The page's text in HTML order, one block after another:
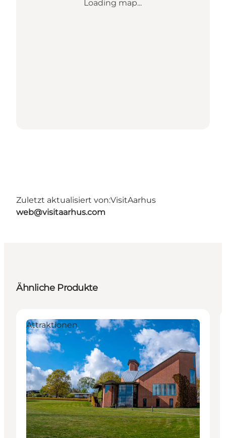
Loading map...
Zuletzt aktualisiert von:VisitAarhus
web@visitaarhus.com
Ähnliche Produkte
Attraktionen